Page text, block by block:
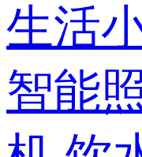
生活
智能